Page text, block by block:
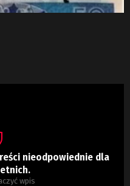
nieodpowiednie dla
wpis